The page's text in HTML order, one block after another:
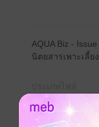
AQUA Biz - Issue
นิตยสารเพาะเลี้
วันที่วางขาย